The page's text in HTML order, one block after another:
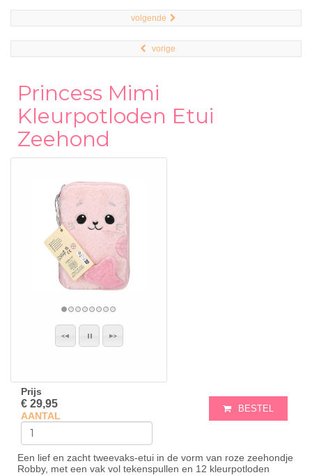
volgende
vorige
Princess Mimi
Kleurpotloden Etui
Zeehond
Prijs
€ 29,95
AANTAL
BESTEL
Een lief en zacht tweevaks-etui in de vorm van roze zeehondje
Robby, met een vak vol tekenspullen en 12 kleurpotloden